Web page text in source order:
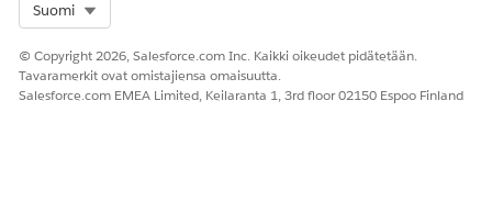
Suomi
© Copyright 2026, Salesforce.com Inc. Kaikki oikeudet pidätetään.
Tavaramerkit ovat omistajiensa omaisuutta.
Salesforce.com EMEA Limited, Keilaranta 1, 3rd floor 02150 Espoo Finland